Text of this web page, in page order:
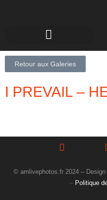
Retour aux Galeries
I PREVAIL –
© amlivephotos.fr 2024 – Design
– Politique